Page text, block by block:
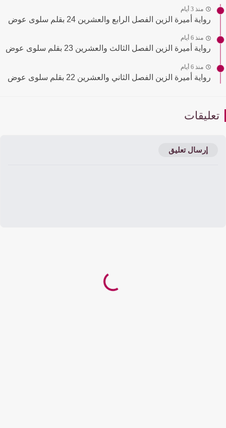
منذ 3 أيام
رواية أميرة الزين الفصل الرابع والعشرين 24 بقلم سلوى عوض
منذ 6 أيام
رواية أميرة الزين الفصل الثالث والعشرين 23 بقلم سلوى عوض
منذ 6 أيام
رواية أميرة الزين الفصل الثاني والعشرين 22 بقلم سلوى عوض
إرسال تعليق